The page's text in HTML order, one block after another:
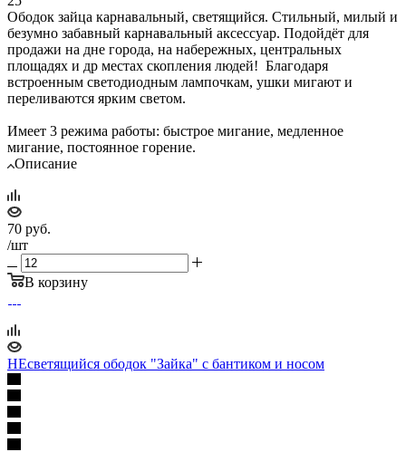
Ободок зайца карнавальный, светящийся. Стильный, милый и
безумно забавный карнавальный аксессуар. Подойдёт для
продажи на дне города, на набережных, центральных
площадях и др местах скопления людей! Благодаря
встроенным светодиодным лампочкам, ушки мигают и
переливаются ярким светом.
Имеет 3 режима работы: быстрое мигание, медленное
мигание, постоянное горение.
Описание
70 руб.
/шт
В корзину
НЕсветящийся ободок "Зайка" с бантиком и носом